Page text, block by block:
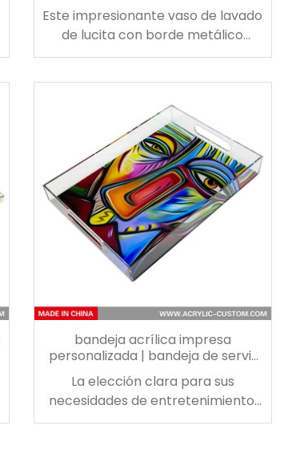
Este impresionante vaso de lavado
de lucita con borde metálico
cuenta con lucita gruesa de lujo,
bases de goma para garantizar
una base resistente y
antideslizante. disfruta de la clase
y el estilo, pero aún así ves el
contenido de tu taza de lavado.
agregue elegancia a su mesa de
shabat o pascua con esta pieza de
belleza.
bandeja acrílica impresa
personalizada | bandeja de servir
acrílica con asa
La elección clara para sus
necesidades de entretenimiento,
esta bandeja de servicio acrílica